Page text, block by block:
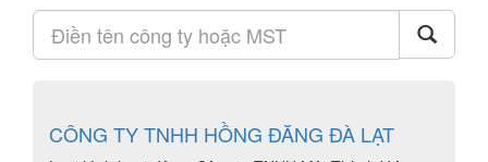
CÔNG TY TNHH HỒNG ĐĂNG ĐÀ LẠT